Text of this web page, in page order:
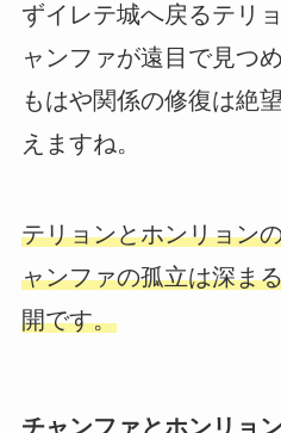
ずイレテ城へ戻るテリ
ャンファが遠目で見つ
もはや関係の修復は絶
えますね。
テリョンとホンリョン
ャンファの孤立は深ま
開です。
チャンファとホンリョ